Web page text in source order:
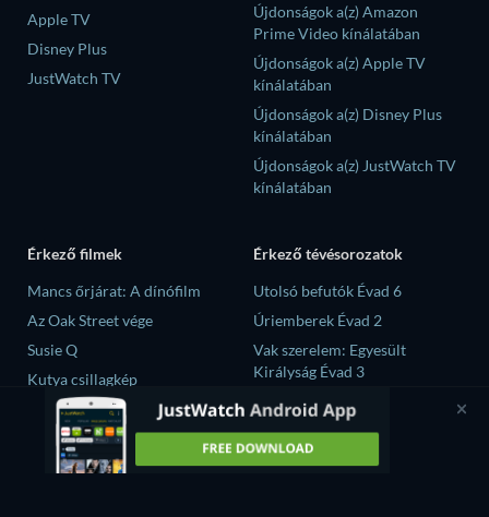
Apple TV
Disney Plus
JustWatch TV
Újdonságok a(z) Amazon
Prime Video kínálatában
Újdonságok a(z) Apple TV
kínálatában
Újdonságok a(z) Disney Plus
kínálatában
Újdonságok a(z) JustWatch TV
kínálatában
Érkező filmek
Mancs őrjárat: A dínófilm
Az Oak Street vége
Susie Q
Kutya csillagkép
A sivatag fia
Érkező tévésorozatok
Utolsó befutók Évad 6
Úriemberek Évad 2
Vak szerelem: Egyesült
Királyság Évad 3
Until the T-Shirt Dries Évad 1
A szilánkok Évad 1